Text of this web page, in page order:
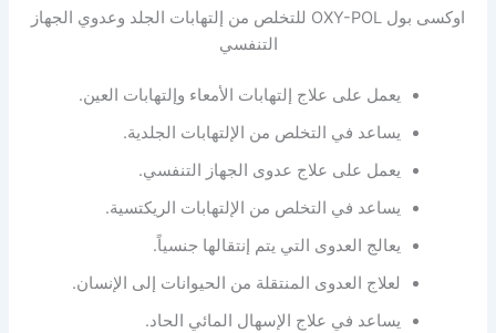
اوكسى بول OXY-POL للتخلص من إلتهابات الجلد وعدوي الجهاز
التنفسي
يعمل على علاج إلتهابات الأمعاء وإلتهابات العين.
يساعد في التخلص من الإلتهابات الجلدية.
يعمل على علاج عدوى الجهاز التنفسي.
يساعد في التخلص من الإلتهابات الريكتسية.
يعالج العدوى التي يتم إنتقالها جنسياً.
لعلاج العدوى المنتقلة من الحيوانات إلى الإنسان.
يساعد في علاج الإسهال المائي الحاد.